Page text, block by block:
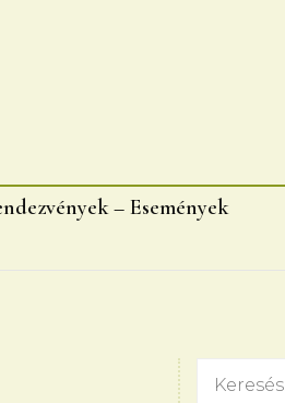
fiok
– Események
Keresés: